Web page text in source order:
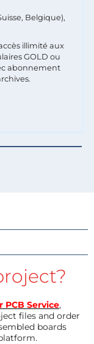
Belgique),
illimité aux
GOLD ou
abonnement
PCB Service,
files and order
boards